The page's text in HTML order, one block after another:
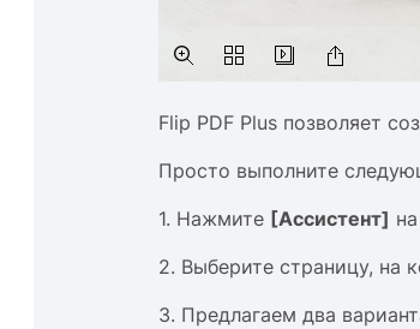
Flip PDF Plus позволяет
Просто выполните
1. Нажмите [Ассистент]
2. Выберите страницу, на
3. Предлагаем два